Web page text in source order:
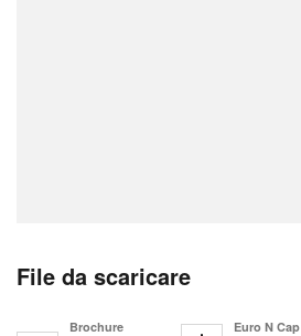
File da scaricare
Brochure
Euro N Cap